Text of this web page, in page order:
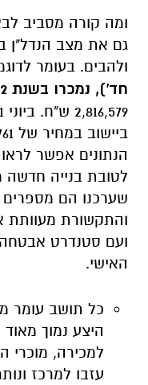
ומה קורה מסביב
גם את מצב הנדל"ן
ולהבים. בעומר
חד'), נמכרו בשנת 2022
הנתונים אפשר
לטובת בנייה
שערכנו הם
והתקשורת מעוותת
ועם סטנדרט
האישי.
כל תושב עומר
היצע נמוך
למכירה, מוכרי
עזבו למרכז